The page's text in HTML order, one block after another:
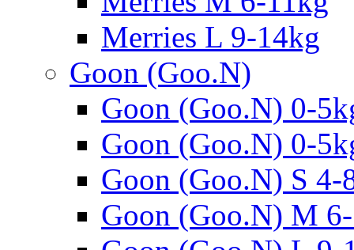
Merries L 9-14kg
Goon (Goo.N)
Goon (Goo.N) 0-
Goon (Goo.N) 0-
Goon (Goo.N) S 4-
Goon (Goo.N) M